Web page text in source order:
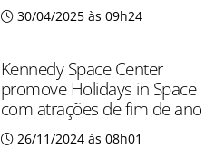
30/04/2025 às 09h24
Kennedy Space Center
promove Holidays in Space
com atrações de fim de ano
26/11/2024 às 08h01